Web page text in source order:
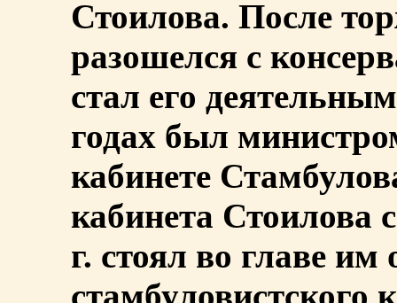
Стоилова. После
разошелся с
стал его
годах был
кабинете
кабинета Стоилова
г. стоял во главе им